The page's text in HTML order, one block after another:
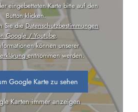
eingebetteten Karte bitte auf den
Button klicken.
Sie dieDatenschutzbestimmungen
Google / Youtube.
können unserer
entnommen werden.
Google Karte zu sehen
Karten immer anzeigen